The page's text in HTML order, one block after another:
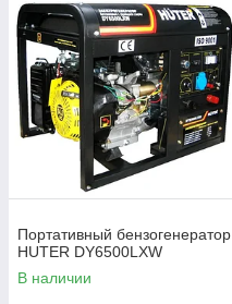
Портативный бензогенератор
HUTER DY6500LXW
В наличии